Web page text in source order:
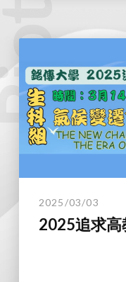
2025/03/03
2025追求高